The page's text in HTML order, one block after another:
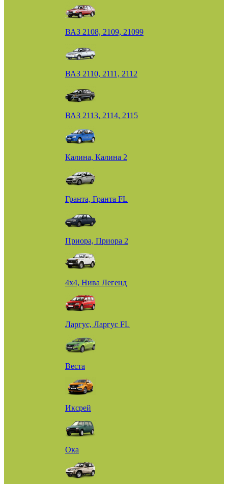
ВАЗ 2108, 2109, 21099
ВАЗ 2110, 2111, 2112
ВАЗ 2113, 2114, 2115
Калина, Калина 2
Гранта, Гранта FL
Приора, Приора 2
4х4, Нива Легенд
Ларгус, Ларгус FL
Веста
Иксрей
Ока